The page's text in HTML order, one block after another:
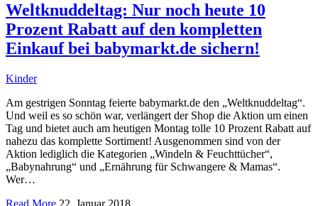
Weltknuddeltag: Nur noch heute 10
Prozent Rabatt auf den kompletten
Einkauf bei babymarkt.de sichern!
Kinder
Am gestrigen Sonntag feierte babymarkt.de den „Weltknuddeltag“.
Und weil es so schön war, verlängert der Shop die Aktion um einen
Tag und bietet auch am heutigen Montag tolle 10 Prozent Rabatt auf
nahezu das komplette Sortiment! Ausgenommen sind von der
Aktion lediglich die Kategorien „Windeln & Feuchttücher“,
„Babynahrung“ und „Ernährung für Schwangere & Mamas“.
Wer…